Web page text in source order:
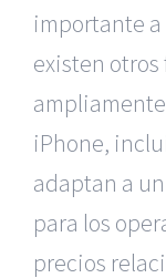
importante
existen
iPhone,
adaptan a
para los
precios